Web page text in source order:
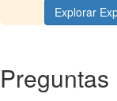
Explorar